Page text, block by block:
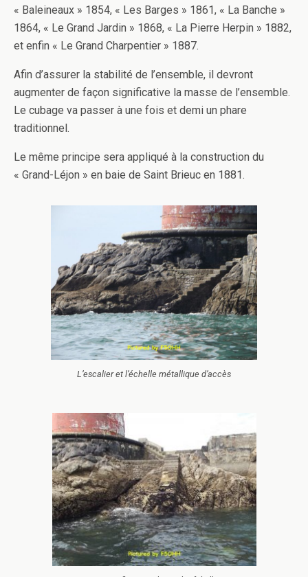
« Baleineaux » 1854, « Les Barges » 1861, « La Banche »
1864, « Le Grand Jardin » 1868, « La Pierre Herpin » 1882,
et enfin « Le Grand Charpentier » 1887.
Afin d’assurer la stabilité de l’ensemble, il devront
augmenter de façon significative la masse de l’ensemble.
Le cubage va passer à une fois et demi un phare
traditionnel.
Le même principe sera appliqué à la construction du
« Grand-Léjon » en baie de Saint Brieuc en 1881.
L’escalier et l’échelle métallique d’accès